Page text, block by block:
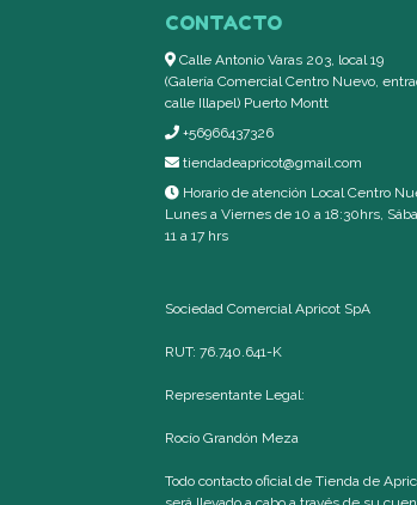
CONTACTO
Calle Antonio Varas 203, local 19
(Galería Comercial Centro Nuevo,
calle Illapel) Puerto Montt
+56966437326
tiendadeapricot@gmail.com
Horario de atención Local Centro
Lunes a Viernes de 10 a 18:30hrs,
11 a 17 hrs
Sociedad Comercial Apricot SpA
RUT: 76.740.641-K
Representante Legal:
Rocío Grandón Meza
Todo contacto oficial de Tienda de